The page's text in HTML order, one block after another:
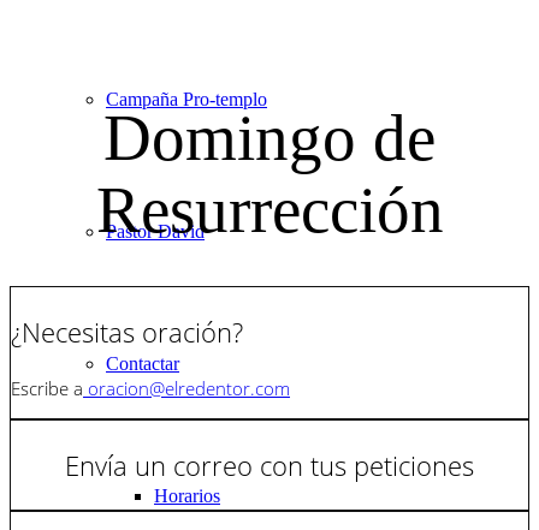
Campaña Pro-templo
Pastor David
Contactar
Horarios
Domingo de
Resurrección
¿Necesitas oración?
Escribe a oracion@elredentor.com
Envía un correo con tus peticiones